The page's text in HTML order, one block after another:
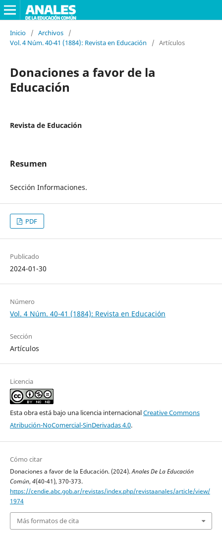
Inicio / Archivos
/
Vol. 4 Núm. 40-41 (1884): Revista en Educación
/ Artículos
Donaciones a favor de la
Educación
Revista de Educación
Resumen
Sección Informaciones.
PDF
Publicado
2024-01-30
Número
Vol. 4 Núm. 40-41 (1884): Revista en Educación
Sección
Artículos
Licencia
Esta obra está bajo una licencia internacionalCreative Commons
Atribución-NoComercial-SinDerivadas 4.0.
Cómo citar
Donaciones a favor de la Educación. (2024).Anales De La Educación
Común, 4(40-41), 370-373.
https://cendie.abc.gob.ar/revistas/index.php/revistaanales/article/view/
1974
Más formatos de cita